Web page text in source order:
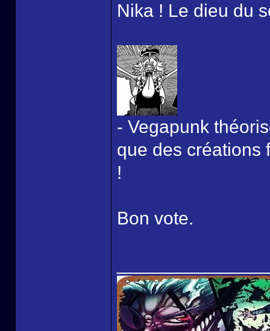
Nika ! Le dieu du
- Vegapunk
que des créations
!
Bon vote.